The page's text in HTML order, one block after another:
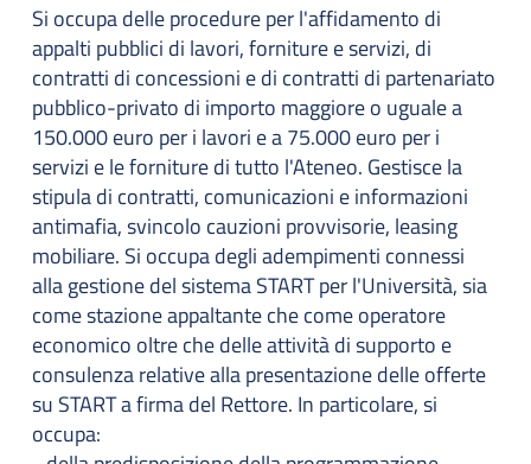
Si occupa delle procedure per l'affidamento di
appalti pubblici di lavori, forniture e servizi, di
contratti di concessioni e di contratti di partenariato
pubblico-privato di importo maggiore o uguale a
150.000 euro per i lavori e a 75.000 euro per i
servizi e le forniture di tutto l'Ateneo. Gestisce la
stipula di contratti, comunicazioni e informazioni
antimafia, svincolo cauzioni provvisorie, leasing
mobiliare. Si occupa degli adempimenti connessi
alla gestione del sistema START per l'Università, sia
come stazione appaltante che come operatore
economico oltre che delle attività di supporto e
consulenza relative alla presentazione delle offerte
su START a firma del Rettore. In particolare, si
occupa: